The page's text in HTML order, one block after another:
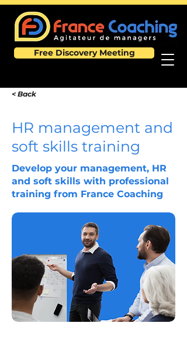
Free Discovery Meeting
< Back
HR management and
soft skills training
Develop your management, HR
and soft skills with professional
training from France Coaching